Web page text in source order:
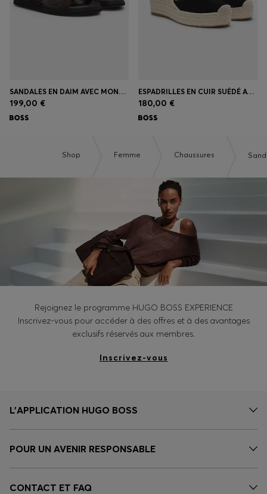
SANDALES EN DAIM AVEC MONOGRAMME DOUBLE B
199,00 €
ESPADRILLES EN CUIR SUÉDÉ AVEC SEMELLE COMPENSÉE
180,00 €
Shop Femme Chaussures
Rejoignez le programme HUGO BOSS EXPERIENCE
Inscrivez-vous pour accéder à des offres et à des avantages
exclusifs réservés aux membres.
Inscrivez-vous
L’APPLICATION HUGO BOSS
POUR UN AVENIR RESPONSABLE
CONTACT ET FAQ